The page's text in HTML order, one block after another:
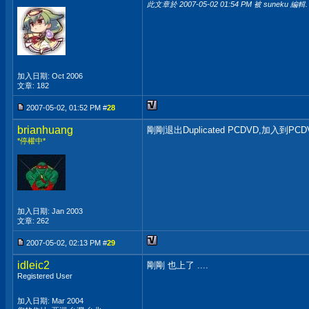
加入日期: Oct 2006
文章: 182
此文章於 2007-05-02 01:54 PM 被 suneku 編輯.
2007-05-02, 01:52 PM #28
brianhuang
*停權中*
加入日期: Jan 2003
文章: 262
剛剛退出Duplicated PCDVD,加入到
2007-05-02, 02:13 PM #29
idleic2
Registered User
加入日期: Mar 2004
剛剛 也上了 ....